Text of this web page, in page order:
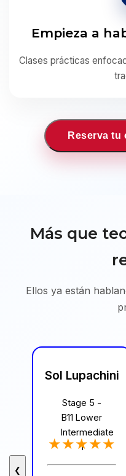
Empieza a
Clases prácticas
Reserva tu
Más que
Ellos ya están
❮
Sol Lupachini
Stage 5 -
B11 Lower
Intermediate
1
★★★★★